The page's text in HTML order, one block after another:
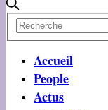
Accueil
People
Actus